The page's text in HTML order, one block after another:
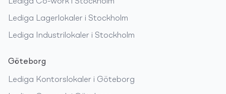
Lediga Lagerlokaler i Stockholm
Lediga Industrilokaler i Stockholm
Göteborg
Lediga Kontorslokaler i Göteborg